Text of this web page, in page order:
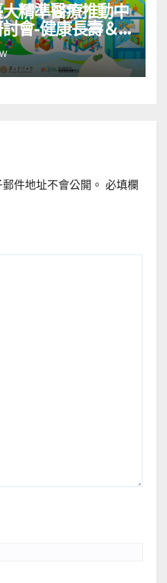
精準醫療推動中
會-健康長壽＆
件地址不會公開。 必填欄